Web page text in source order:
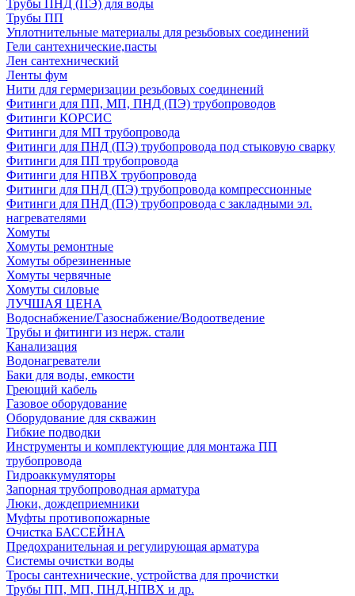
Трубы ПНД (ПЭ) для воды
Трубы ПП
Уплотнительные материалы для резьбовых соединений
Гели сантехнические,пасты
Лен сантехнический
Ленты фум
Нити для гермеризации резьбовых соединений
Фитинги для ПП, МП, ПНД (ПЭ) трубопроводов
Фитинги КОРСИС
Фитинги для МП трубопровода
Фитинги для ПНД (ПЭ) трубопровода под стыковую сварку
Фитинги для ПП трубопровода
Фитинги для НПВХ трубопровода
Фитинги для ПНД (ПЭ) трубопровода компрессионные
Фитинги для ПНД (ПЭ) трубопровода с закладными эл.
нагревателями
Хомуты
Хомуты ремонтные
Хомуты обрезиненные
Хомуты червячные
Хомуты силовые
ЛУЧШАЯ ЦЕНА
Водоснабжение/Газоснабжение/Водоотведение
Трубы и фитинги из нерж. стали
Канализация
Водонагреватели
Баки для воды, емкости
Греющий кабель
Газовое оборудование
Оборудование для скважин
Гибкие подводки
Инструменты и комплектующие для монтажа ПП
трубопровода
Гидроаккумуляторы
Запорная трубопроводная арматура
Люки, дождеприемники
Муфты противопожарные
Очистка БАССЕЙНА
Предохранительная и регулирующая арматура
Системы очистки воды
Тросы сантехнические, устройства для прочистки
Трубы ПП, МП, ПНД,НПВХ и др.